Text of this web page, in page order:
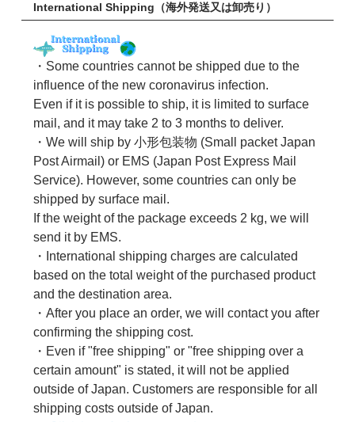
International Shipping（海外発送又は卸売り）
・Some countries cannot be shipped due to the
influence of the new coronavirus infection.
Even if it is possible to ship, it is limited to surface
mail, and it may take 2 to 3 months to deliver.
・We will ship by 小形包装物 (Small packet Japan
Post Airmail) or EMS (Japan Post Express Mail
Service). However, some countries can only be
shipped by surface mail.
If the weight of the package exceeds 2 kg, we will
send it by EMS.
・International shipping charges are calculated
based on the total weight of the purchased product
and the destination area.
・After you place an order, we will contact you after
confirming the shipping cost.
・Even if "free shipping" or "free shipping over a
certain amount" is stated, it will not be applied
outside of Japan. Customers are responsible for all
shipping costs outside of Japan.